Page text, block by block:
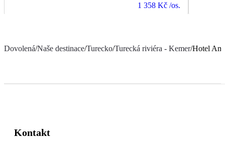
1 358 Kč /os.
Dovolená/Naše destinace/Turecko/Turecká riviéra - Kemer/Hotel
Kontakt